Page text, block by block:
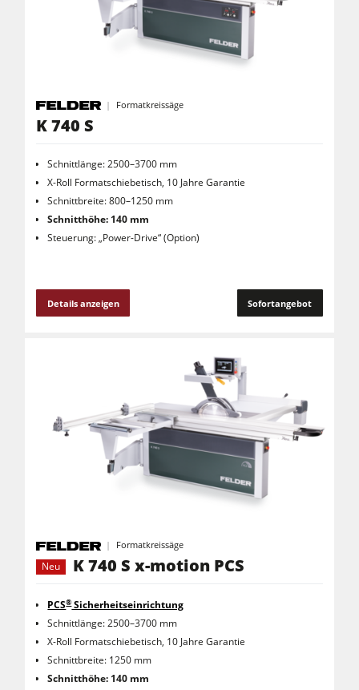
Formatkreissäge
K 740 S
Schnittlänge: 2500–3700 mm
X-Roll Formatschiebetisch, 10 Jahre Garantie
Schnittbreite: 800–1250 mm
Schnitthöhe: 140 mm
Steuerung: „Power-Drive“ (Option)
Details anzeigen Sofortangebot
Formatkreissäge
Neu
K 740 S x-motion PCS
PCS®Sicherheitseinrichtung
Schnittlänge: 2500–3700 mm
X-Roll Formatschiebetisch, 10 Jahre Garantie
Schnittbreite: 1250 mm
Schnitthöhe: 140 mm